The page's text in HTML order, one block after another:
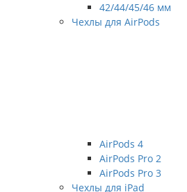
42/44/45/46 мм
Чехлы для AirPods
AirPods 4
AirPods Pro 2
AirPods Pro 3
Чехлы для iPad